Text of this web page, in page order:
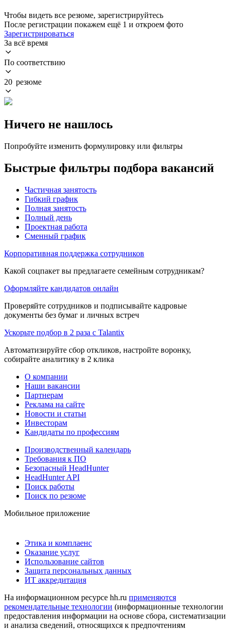
Чтобы видеть все резюме, зарегистрируйтесь
После регистрации покажем ещё 1 и откроем фото
Зарегистрироваться
За всё время
По соответствию
20 резюме
Ничего не нашлось
Попробуйте изменить формулировку или фильтры
Быстрые фильтры подбора вакансий
Частичная занятость
Гибкий график
Полная занятость
Полный день
Проектная работа
Сменный график
Корпоративная поддержка сотрудников
Какой соцпакет вы предлагаете семейным сотрудникам?
Оформляйте кандидатов онлайн
Проверяйте сотрудников и подписывайте кадровые
документы без бумаг и личных встреч
Ускорьте подбор в 2 раза с Talantix
Автоматизируйте сбор откликов, настройте воронку,
собирайте аналитику в 2 клика
О компании
Наши вакансии
Партнерам
Реклама на сайте
Новости и статьи
Инвесторам
Кандидаты по профессиям
Производственный календарь
Требования к ПО
Безопасный HeadHunter
HeadHunter API
Поиск работы
Поиск по резюме
Мобильное приложение
Этика и комплаенс
Оказание услуг
Использование сайтов
Защита персональных данных
ИТ аккредитация
На информационном ресурсе hh.ru применяются
рекомендательные технологии (информационные технологии
предоставления информации на основе сбора, систематизации
и анализа сведений, относящихся к предпочтениям